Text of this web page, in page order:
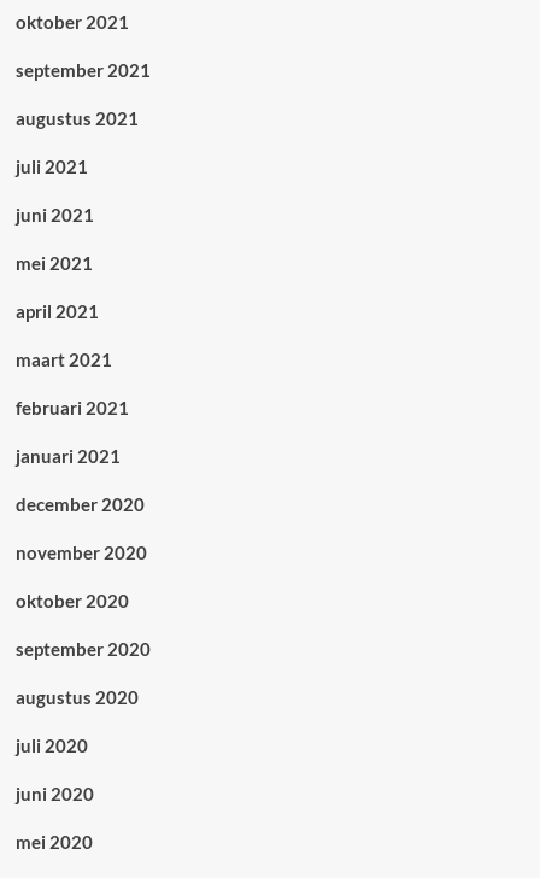
oktober 2021
september 2021
augustus 2021
juli 2021
juni 2021
mei 2021
april 2021
maart 2021
februari 2021
januari 2021
december 2020
november 2020
oktober 2020
september 2020
augustus 2020
juli 2020
juni 2020
mei 2020